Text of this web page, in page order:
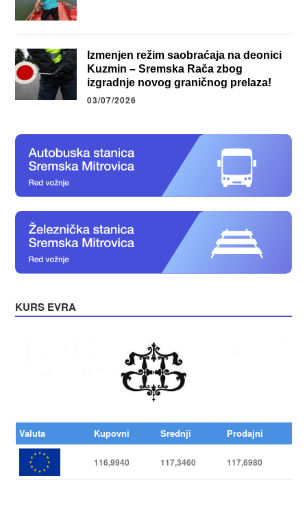
Izmenjen režim saobraćaja na deonici
Kuzmin – Sremska Rača zbog
izgradnje novog graničnog prelaza!
03/07/2026
KURS EVRA
Valuta Kupovni Srednji Prodajni
116,9940 117,3460 117,6980